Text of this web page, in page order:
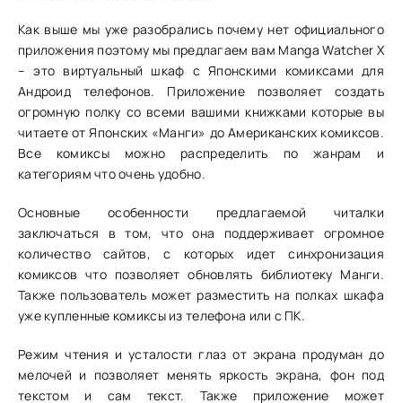
Как выше мы уже разобрались почему нет официального
приложения поэтому мы предлагаем вам Manga Watcher X
– это виртуальный шкаф с Японскими комиксами для
Андроид телефонов. Приложение позволяет создать
огромную полку со всеми вашими книжками которые вы
читаете от Японских «Манги» до Американских комиксов.
Все комиксы можно распределить по жанрам и
категориям что очень удобно.
Основные особенности предлагаемой читалки
заключаться в том, что она поддерживает огромное
количество сайтов, с которых идет синхронизация
комиксов что позволяет обновлять библиотеку Манги.
Также пользователь может разместить на полках шкафа
уже купленные комиксы из телефона или с ПК.
Режим чтения и усталости глаз от экрана продуман до
мелочей и позволяет менять яркость экрана, фон под
текстом и сам текст. Также приложение может